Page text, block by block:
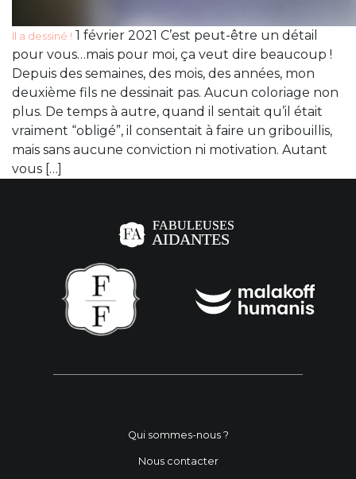
Il a dessiné ! 1 février 2021 C’est peut-être un détail
pour vous…mais pour moi, ça veut dire beaucoup !
Depuis des semaines, des mois, des années, mon
deuxième fils ne dessinait pas. Aucun coloriage non
plus. De temps à autre, quand il sentait qu’il était
vraiment “obligé”, il consentait à faire un gribouillis,
mais sans aucune conviction ni motivation. Autant
vous […]
Qui sommes-nous ?
Nous contacter